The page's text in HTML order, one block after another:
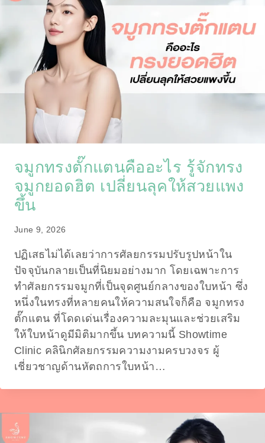
จมูกทรงตั๊กแตนคืออะไร รู้จักทรง
จมูกยอดฮิต เปลี่ยนลุคให้สวยแพง
ขึ้น
June 9, 2026
ปฏิเสธไม่ได้เลยว่าการศัลยกรรมปรับรูปหน้าใน
ปัจจุบันกลายเป็นที่นิยมอย่างมาก โดยเฉพาะการ
ทำศัลยกรรมจมูกที่เป็นจุดศูนย์กลางของใบหน้า ซึ่ง
หนึ่งในทรงที่หลายคนให้ความสนใจก็คือ จมูกทรง
ตั๊กแตน ที่โดดเด่นเรื่องความละมุนและช่วยเสริม
ให้ใบหน้าดูมีมิติมากขึ้น บทความนี้ Showtime
Clinic คลินิกศัลยกรรมความงามครบวงจร ผู้
เชี่ยวชาญด้านหัตถการใบหน้า…